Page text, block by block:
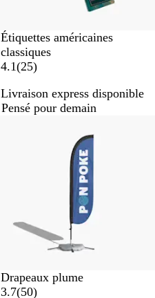
Étiquettes américaines
classiques
4.1(25a
i
s
)
Livraison express disponible
Pensé pour demain
Drapeaux plume
3.7(50a
)